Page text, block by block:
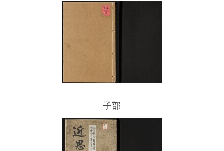
子部